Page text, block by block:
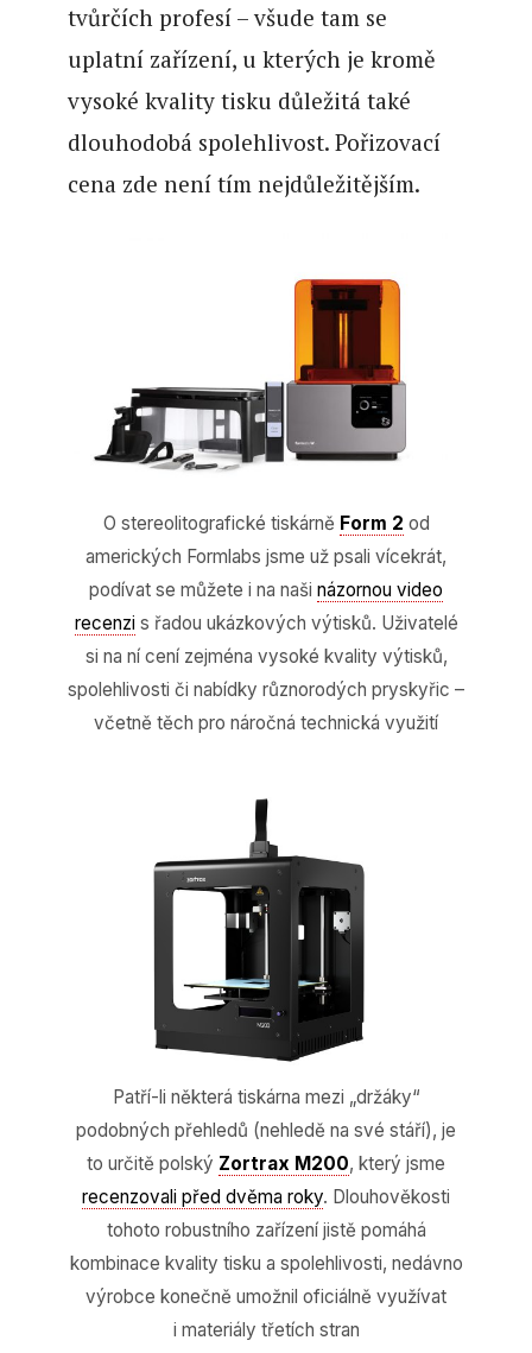
tvůrčích profesí – všude tam se
uplatní zařízení, u kterých je kromě
vysoké kvality tisku důležitá také
dlouhodobá spolehlivost. Pořizovací
cena zde není tím nejdůležitějším.
O stereolitografické tiskárně Form 2 od
amerických Formlabs jsme už psali vícekrát,
podívat se můžete i na naši názornou video
recenzi s řadou ukázkových výtisků. Uživatelé
si na ní cení zejména vysoké kvality výtisků,
spolehlivosti či nabídky různorodých pryskyřic –
včetně těch pro náročná technická využití
Patří-li některá tiskárna mezi „držáky“
podobných přehledů (nehledě na své stáří), je
to určitě polský Zortrax M200, který jsme
recenzovali před dvěma roky. Dlouhověkosti
tohoto robustního zařízení jistě pomáhá
kombinace kvality tisku a spolehlivosti, nedávno
výrobce konečně umožnil oficiálně využívat
i materiály třetích stran